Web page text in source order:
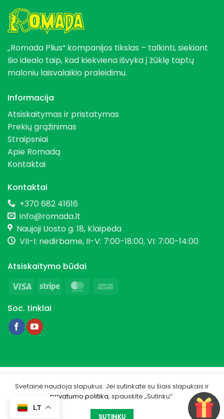
„Romada Plius“ kompanijos tikslas – talkinti, siekiant
šio idealo taip, kad kiekviena išvyka į žūklę taptų
maloniu laisvalaikio praleidimu.
Informacija
Atsiskaitymas ir pristatymas
Prekių grąžinimas
Straipsniai
Apie Romadą
Kontaktai
Kontaktai
+370 682 41616
info@romada.lt
Naujoji Uosto g. 18, Klaipėda
VII-I: nedirbame, II-V: 7:00-18:00, VI: 7:00-14:00
Atsiskaitymo būdai
Visa
Stripe MasterCard
Soc. tinklai
Privatumo politika
Sukurta -IGSME.COM
LT
Svetainė naudoja slapukus. Jei sutinkate su šiais slapukais ir
privatumo politika, spauskite „Sutinku“.
SUTINKU